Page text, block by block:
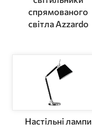
спрямованого
світла Azzardo
Настільні лампи